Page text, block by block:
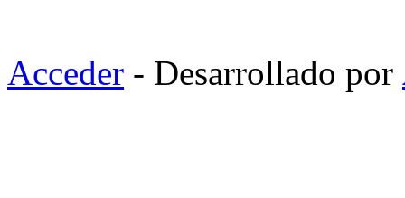
Acceder - Desarrollado por